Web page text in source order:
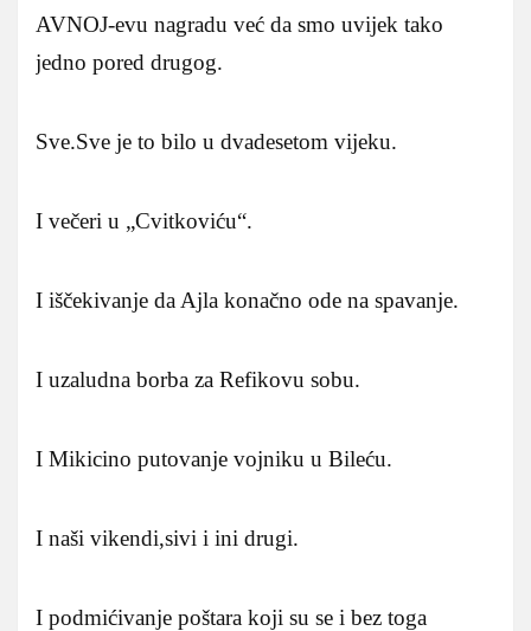
AVNOJ-evu nagradu već da smo uvijek tako
jedno pored drugog.
Sve.Sve je to bilo u dvadesetom vijeku.
I večeri u „Cvitkoviću“.
I iščekivanje da Ajla konačno ode na spavanje.
I uzaludna borba za Refikovu sobu.
I Mikicino putovanje vojniku u Bileću.
I naši vikendi,sivi i ini drugi.
I podmićivanje poštara koji su se i bez toga